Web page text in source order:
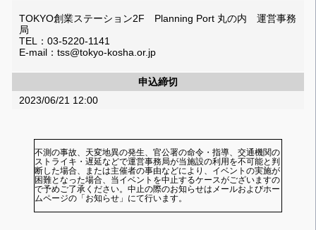
TOKYO創業ステーション2F Planning Port 丸の内 運営事務
局
TEL：03-5220-1141
E-mail：tss@tokyo-kosha.or.jp
申込締切
2023/06/21 12:00
不測の事故、天変地異の発生、官公署の命令・指導、交通機関の
ストライキ・遅延などで運営事務局が当施設の利用を不可能と判
断した場合、または主催者の事由などにより、イベントの実施が
困難となった場合、当イベントを中止するケースがございますの
で予めご了承ください。中止の際のお知らせはメールおよびホー
ムページの「お知らせ」にて行います。